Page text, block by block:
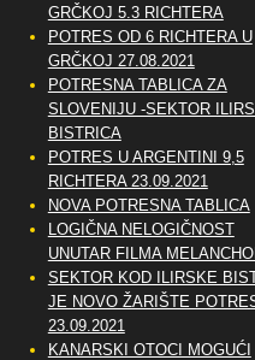
GRČKOJ 5.3 RICHTERA
POTRES OD 6 RICHTERA U
GRČKOJ 27.08.2021
POTRESNA TABLICA ZA
SLOVENIJU -SEKTOR
BISTRICA
POTRES U ARGENTINI 9,5
RICHTERA 23.09.2021
NOVA POTRESNA TABLICA
LOGIČNA NELOGIČNOST
UNUTAR FILMA
SEKTOR KOD ILIRSKE
JE NOVO ŽARIŠTE
23.09.2021
KANARSKI OTOCI MOGUĆI